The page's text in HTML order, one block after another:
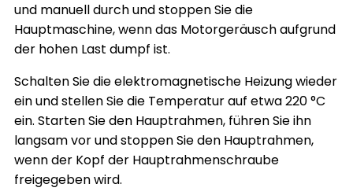
und manuell durch und stoppen Sie die
Hauptmaschine, wenn das Motorgeräusch aufgrund
der hohen Last dumpf ist.
Schalten Sie die elektromagnetische Heizung wieder
ein und stellen Sie die Temperatur auf etwa 220 °C
ein. Starten Sie den Hauptrahmen, führen Sie ihn
langsam vor und stoppen Sie den Hauptrahmen,
wenn der Kopf der Hauptrahmenschraube
freigegeben wird.